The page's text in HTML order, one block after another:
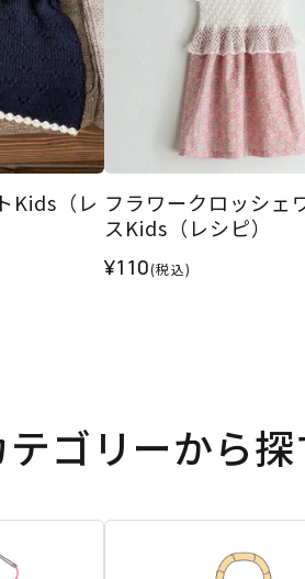
Kids（レ フラワークロッシェ
スKids（レシピ）
¥110(税込)
テゴリーから探